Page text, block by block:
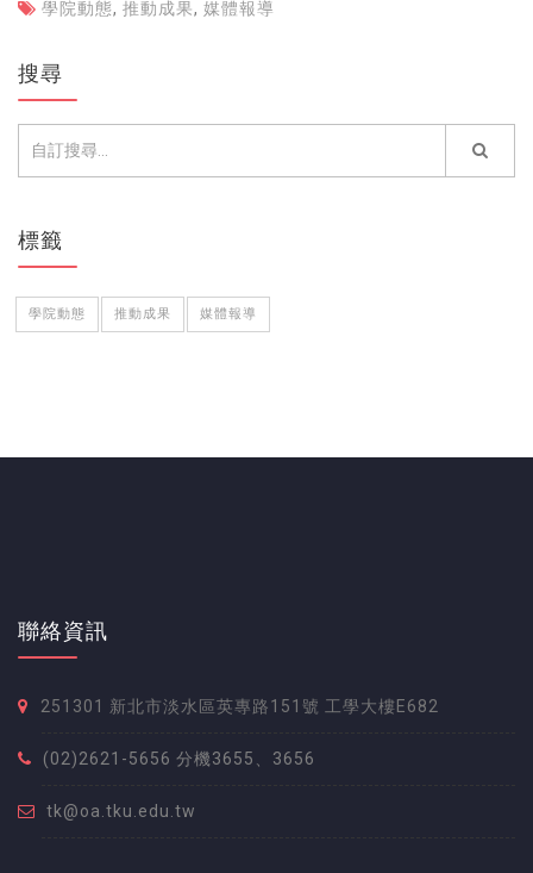
學院動態, 推動成果, 媒體報導
搜尋
標籤
學院動態 推動成果 媒體報導
聯絡資訊
251301 新北市淡水區英專路151號 工學大樓E682
(02)2621-5656 分機3655、3656
tk@oa.tku.edu.tw